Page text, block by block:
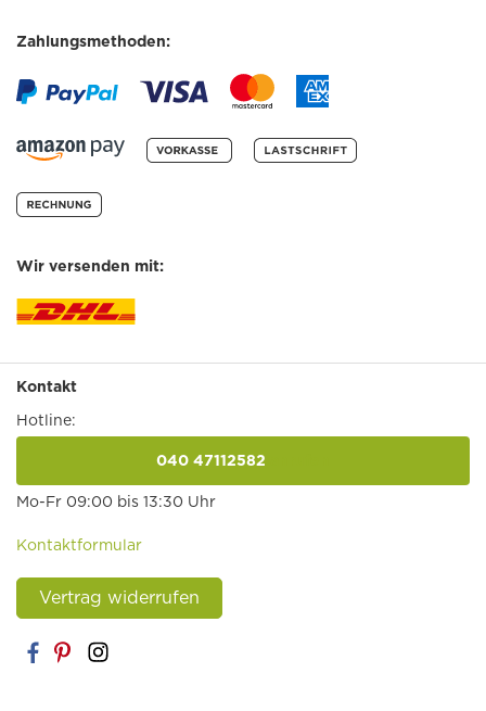
Zahlungsmethoden:
Wir versenden mit:
Kontakt
Hotline:
040 47112582
Mo-Fr 09:00 bis 13:30 Uhr
Kontaktformular
Vertrag widerrufen